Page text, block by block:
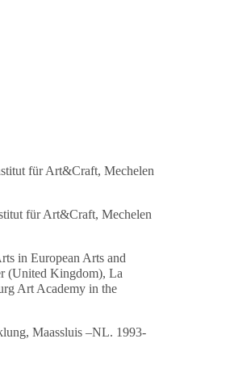
für Art&Craft, Mechelen
für Art&Craft, Mechelen
in European Arts and
(United Kingdom), La
Art Academy in the
Maassluis –NL. 1993-